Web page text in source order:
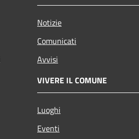
Notizie
Comunicati
Avvisi
VIVERE IL COMUNE
Luoghi
Eventi